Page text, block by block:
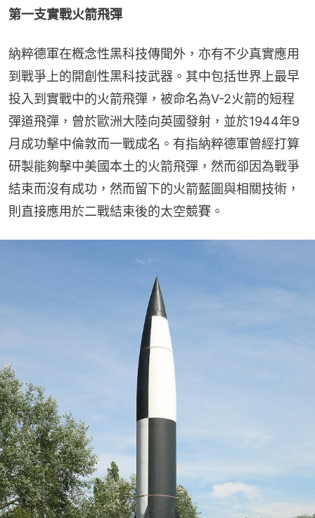
第一支實戰火箭飛彈
納粹德軍在槪念性黑科技傳聞外，亦有不少真實應用
到戰爭上的開創性黑科技武器。其中包括世界上最早
投入到實戰中的火箭飛彈，被命名為V-2火箭的短程
彈道飛彈，曾於歐洲大陸向英國發射，並於1944年9
月成功擊中倫敦而一戰成名。有指納粹德軍曾經打算
研製能夠擊中美國本土的火箭飛彈，然而卻因為戰爭
結束而沒有成功，然而留下的火箭藍圖與相關技術，
則直接應用於二戰結束後的太空競賽。